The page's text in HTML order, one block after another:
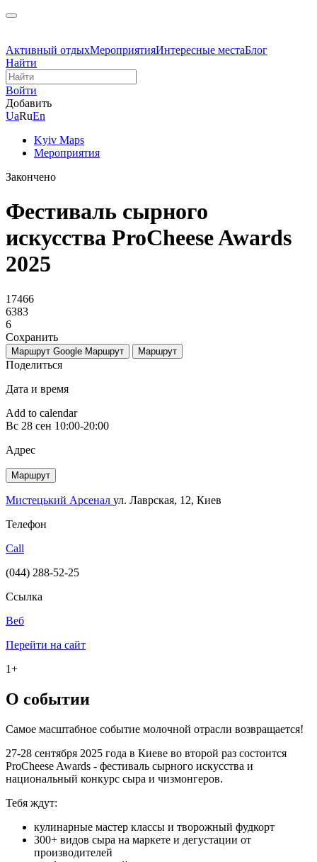
Активный отдыхМероприятияИнтересные местаБлог
Найти
Войти
Добавить
UaRuEn
Kyiv Maps
Мероприятия
Закончено
Фестиваль сырного
искусства ProCheese Awards
2025
17466
6383
6
Сохранить
Маршрут Google Маршрут Маршрут
Поделиться
Дата и время
Add to calendar
Вс 28 сен 10:00-20:00
Адрес
Маршрут
Мистецький Арсенал ул. Лаврская, 12, Киев
Телефон
Call
(044) 288-52-25
Ссылка
Веб
Перейти на сайт
1+
О событии
Самое масштабное событие молочной отрасли возвращается!
27-28 сентября 2025 года в Киеве во второй раз состоится
ProCheese Awards - фестиваль сырного искусства и
национальный конкурс сыра и чизмонгеров.
Тебя ждут:
кулинарные мастер классы и творожный фудкорт
300+ видов сыра на маркете и дегустации от
производителей